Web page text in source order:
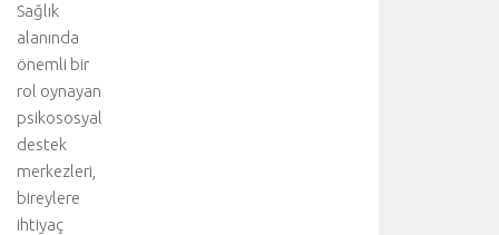
Sağlık
alanında
önemli bir
rol oynayan
psikososyal
destek
merkezleri,
bireylere
ihtiyaç